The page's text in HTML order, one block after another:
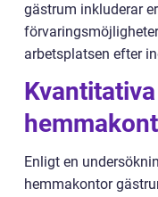
gästrum inkluderar
arbetsplatsen efter
Enligt en
hemmakontor